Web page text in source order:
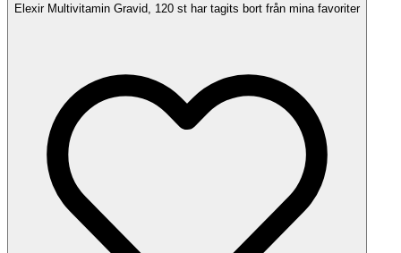
Elexir Multivitamin Gravid, 120 st har tagits bort från mina favoriter